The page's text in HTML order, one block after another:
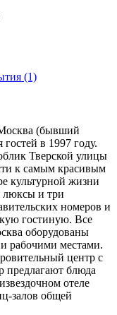
(1)
(бывший
в 1997 году.
Тверской улицы
к самым красивым
культурной жизни
люксы и три
номеров и
гостиную. Все
оборудованы
рабочими местами.
центр с
предлагают блюда
отеле
залов общей